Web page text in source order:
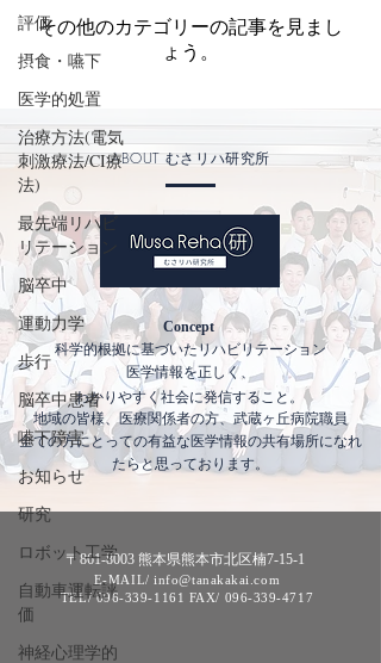
評価
摂食・嚥下
医学的処置
治療方法(電気
刺激療法/CI療
法)
最先端リハビ
リテーション
脳卒中
運動力学
歩行
脳卒中患者
嚥下障害
お知らせ
研究
ロボット工学
自動車運転評
価
神経心理学的
その他のカテゴリーの記事を見まし
ょう。
ABOUTむさリハ研究所
地域の皆様、医療関係者の方、武蔵ヶ丘病院職員
​全ての方にとっての有益な医学情報の共有場所になれ
たらと思っております。
わかりやすく社会に発信すること。
Concept
科学的根拠に基づいたリハビリテーション
医学情報を正しく​、
〒861-8003 熊本県熊本市北区楠7-15-1
E-MAIL/ info@tanakakai.com
TEL/096-339-1161 FAX/ 096-339-4717